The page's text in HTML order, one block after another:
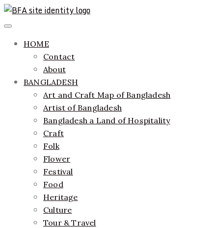
Skip
to
Bangladesh Fashion Archive
ethics + aesthetics = sustainable fashion
Primary
Menu HOME
Contact
About
BANGLADESH
Art and Craft Map of Bangladesh
Artist of Bangladesh
Bangladesh a Land of Hospitality
Craft
Folk
Flower
Festival
Food
Heritage
Culture
Tour & Travel